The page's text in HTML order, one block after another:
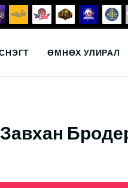
ӨМНӨХ УЛИРАЛ
Завхан